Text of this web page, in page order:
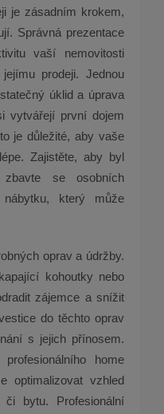
je zásadním krokem,
Správná prezentace
vaší nemovitosti
prodeji. Jednou
úklid a úprava
vytvářejí první dojem
je důležité, aby vaše
Zajistěte, aby byl
se osobních
nábytku, který může
oprav a údržby.
kohoutky nebo
zájemce a snížit
do těchto oprav
s jejich přínosem.
home
optimalizovat vzhled
bytu. Profesionální